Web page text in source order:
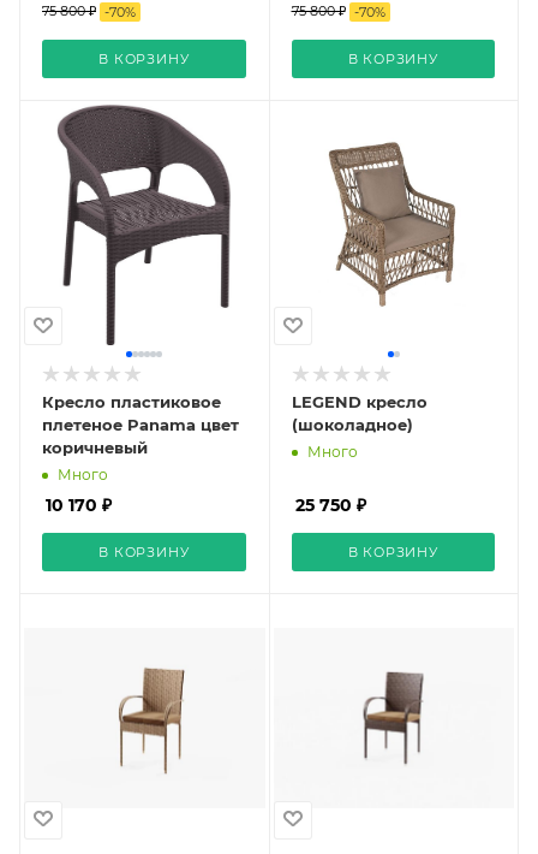
75 800 ₽ -70%
В КОРЗИНУ
75 800 ₽ -70%
В КОРЗИНУ
Кресло пластиковое
плетеное Panama цвет
коричневый
Много
10 170 ₽
В КОРЗИНУ
LEGEND кресло
(шоколадное)
Много
25 750 ₽
В КОРЗИНУ